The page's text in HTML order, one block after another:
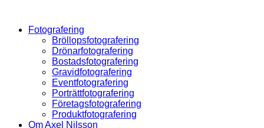
innehållFotografering
Bröllopsfotografering
Drönarfotografering
Bostadsfotografering
Gravidfotografering
Eventfotografering
Porträttfotografering
Företagsfotografering
Produktfotografering
Om Axel Nilsson